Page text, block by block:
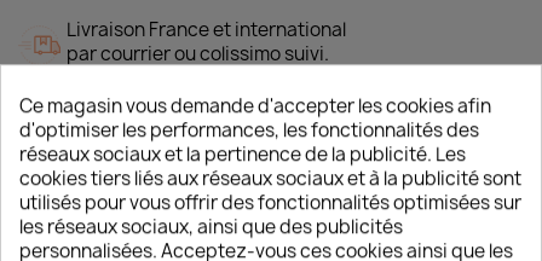
Livraison France et international
par courrier ou colissimo suivi.
Description Détails du produit
SOMMAIRE prévisionnel
Ce magasin vous demande d'accepter les cookies afin
d'optimiser les performances, les fonctionnalités des
réseaux sociaux et la pertinence de la publicité. Les
cookies tiers liés aux réseaux sociaux et à la publicité sont
utilisés pour vous offrir des fonctionnalités optimisées sur
les réseaux sociaux, ainsi que des publicités
personnalisées. Acceptez-vous ces cookies ainsi que les